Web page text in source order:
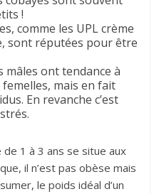
!
comme les UPL crème
sont réputées pour être
mâles ont tendance à
mais en fait
En revanche c’est
de 1 à 3 ans se situe aux
il n’est pas obèse mais
le poids idéal d’un